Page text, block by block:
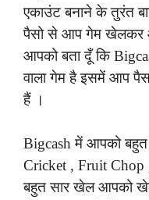
एकाउंट बनाने के तुरंत
पैसो से आप गेम खेलकर
आपको बता दूँ कि
वाला गेम है इसमें आप
हैं ।
Bigcash में आपको
Cricket , Fruit
बहुत सार खेल आपको